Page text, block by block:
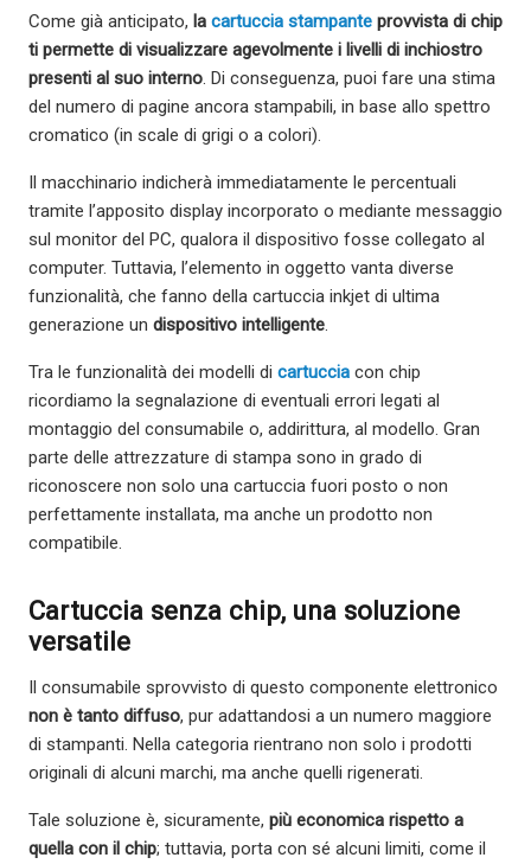
Come già anticipato, la cartuccia stampante provvista di chip
ti permette di visualizzare agevolmente i livelli di inchiostro
presenti al suo interno. Di conseguenza, puoi fare una stima
del numero di pagine ancora stampabili, in base allo spettro
cromatico (in scale di grigi o a colori).
Il macchinario indicherà immediatamente le percentuali
tramite l’apposito display incorporato o mediante messaggio
sul monitor del PC, qualora il dispositivo fosse collegato al
computer. Tuttavia, l’elemento in oggetto vanta diverse
funzionalità, che fanno della cartuccia inkjet di ultima
generazione un dispositivo intelligente.
Tra le funzionalità dei modelli di cartuccia con chip
ricordiamo la segnalazione di eventuali errori legati al
montaggio del consumabile o, addirittura, al modello. Gran
parte delle attrezzature di stampa sono in grado di
riconoscere non solo una cartuccia fuori posto o non
perfettamente installata, ma anche un prodotto non
compatibile.
Cartuccia senza chip, una soluzione
versatile
Il consumabile sprovvisto di questo componente elettronico
non è tanto diffuso, pur adattandosi a un numero maggiore
di stampanti. Nella categoria rientrano non solo i prodotti
originali di alcuni marchi, ma anche quelli rigenerati.
Tale soluzione è, sicuramente, più economica rispetto a
quella con il chip; tuttavia, porta con sé alcuni limiti, come il